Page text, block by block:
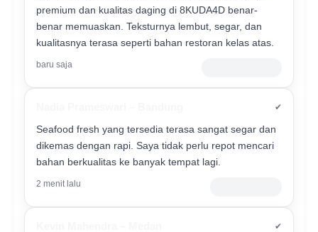
premium dan kualitas daging di 8KUDA4D benar-
benar memuaskan. Teksturnya lembut, segar, dan
kualitasnya terasa seperti bahan restoran kelas atas.
baru saja
✔
Seafood fresh yang tersedia terasa sangat segar dan
dikemas dengan rapi. Saya tidak perlu repot mencari
bahan berkualitas ke banyak tempat lagi.
2 menit lalu
✔